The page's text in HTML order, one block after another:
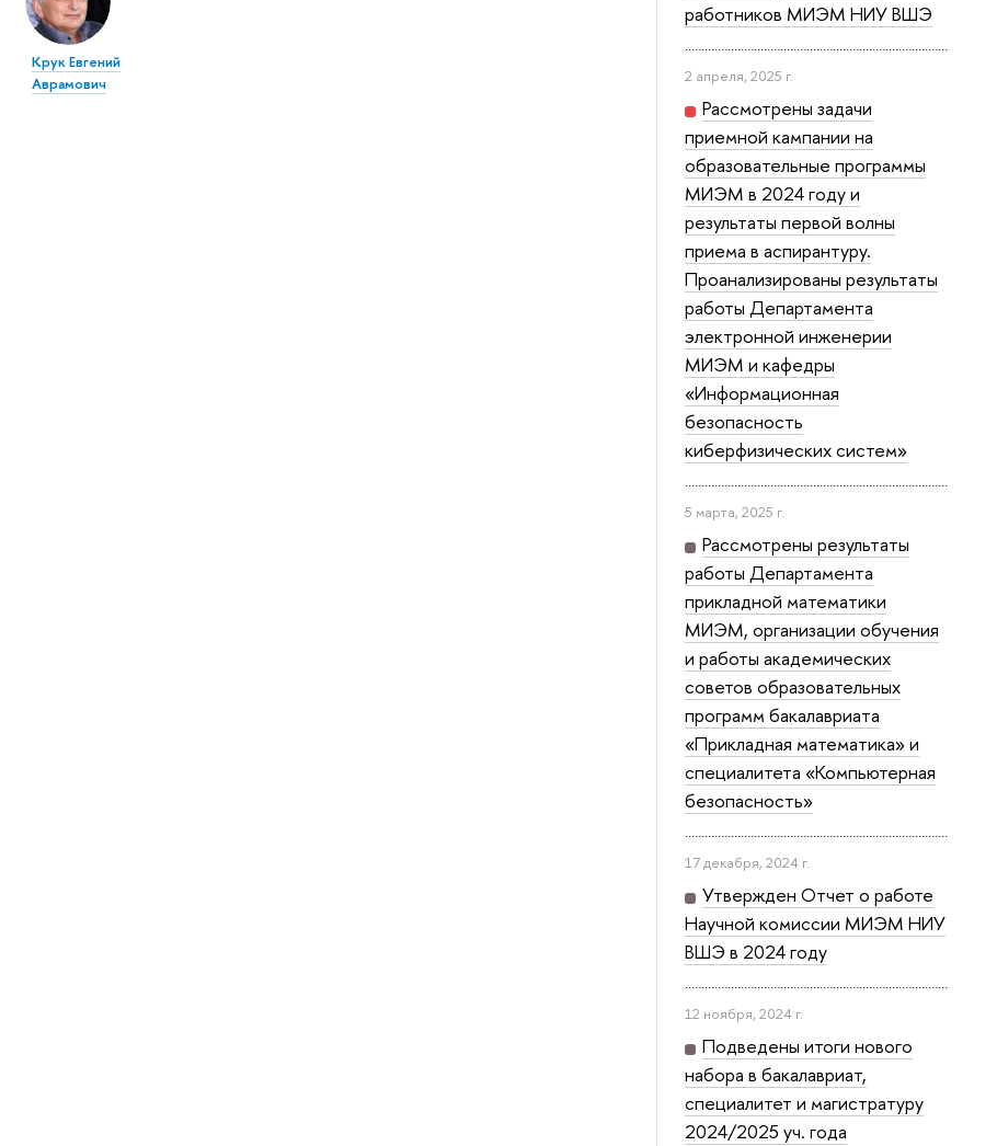
работников МИЭМ НИУ ВШЭ
2 апреля, 2025 г.
Рассмотрены задачи
приемной кампании на
образовательные программы
МИЭМ в 2024 году и
результаты первой волны
приема в аспирантуру.
Проанализированы результаты
работы Департамента
электронной инженерии
МИЭМ и кафедры
«Информационная
безопасность
киберфизических систем»
5 марта, 2025 г.
Рассмотрены результаты
работы Департамента
прикладной математики
МИЭМ, организации обучения
и работы академических
советов образовательных
программ бакалавриата
«Прикладная математика» и
специалитета «Компьютерная
безопасность»
17 декабря, 2024 г.
Утвержден Отчет о работе
Научной комиссии МИЭМ НИУ
ВШЭ в 2024 году
12 ноября, 2024 г.
Подведены итоги нового
набора в бакалавриат,
специалитет и магистратуру
2024/2025 уч. года
Крук Евгений
Аврамович